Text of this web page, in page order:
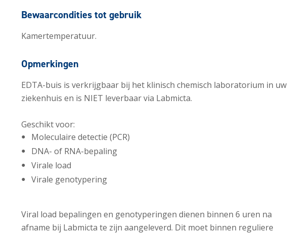
Bewaarcondities tot gebruik
Kamertemperatuur.
Opmerkingen
EDTA-buis is verkrijgbaar bij het klinisch chemisch laboratorium in uw
ziekenhuis en is NIET leverbaar via Labmicta.
Geschikt voor:
Moleculaire detectie (PCR)
DNA- of RNA-bepaling
Virale load
Virale genotypering
Viral load bepalingen en genotyperingen dienen binnen 6 uren na
afname bij Labmicta te zijn aangeleverd. Dit moet binnen reguliere